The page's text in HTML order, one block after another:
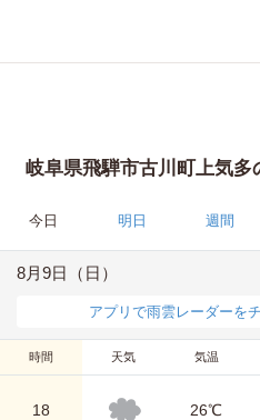
岐阜県飛騨市古川町上気多
今日 明日 週間
8月9日（日）
アプリで雨雲レーダーを
時間 天気 気温
18 26℃